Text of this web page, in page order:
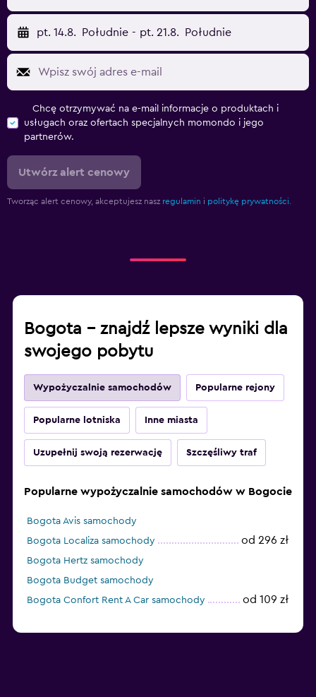
pt. 14.8. Południe - pt. 21.8. Południe
Chcę otrzymywać na e-mail informacje o produktach i
usługach oraz ofertach specjalnych momondo i jego
partnerów.
Utwórz alert cenowy
Tworząc alert cenowy, akceptujesz nasz regulamin i politykę prywatności.
Bogota – znajdź lepsze wyniki dla
swojego pobytu
Wypożyczalnie samochodów Popularne rejony
Popularne lotniska Inne miasta
Uzupełnij swoją rezerwację Szczęśliwy traf
Popularne wypożyczalnie samochodów w Bogocie
Bogota Avis samochody
Bogota Localiza samochody
od 296 zł
Bogota Hertz samochody
Bogota Budget samochody
Bogota Confort Rent A Car samochody
od 109 zł